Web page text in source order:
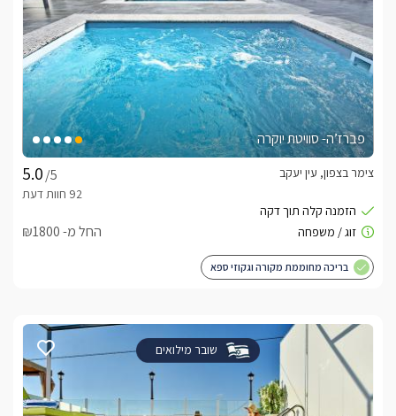
פברז’ה- סוויטת יוקרה
/5
צימר בצפון, עין יעקב
החל מ- ₪1800
בריכה מחוממת מקורה וגקוזי ספא
שובר מילואים